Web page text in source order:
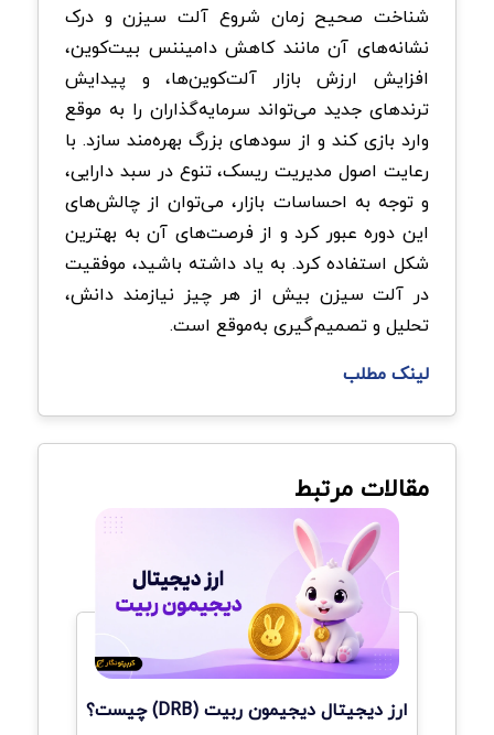
شناخت صحیح زمان شروع آلت سیزن و درک
نشانه‌های آن مانند کاهش دامیننس بیت‌کوین،
افزایش ارزش بازار آلت‌کوین‌ها، و پیدایش
ترندهای جدید می‌تواند سرمایه‌گذاران را به موقع
وارد بازی کند و از سودهای بزرگ بهره‌مند سازد. با
رعایت اصول مدیریت ریسک، تنوع در سبد دارایی،
و توجه به احساسات بازار، می‌توان از چالش‌های
این دوره عبور کرد و از فرصت‌های آن به بهترین
شکل استفاده کرد. به یاد داشته باشید، موفقیت
در آلت سیزن بیش از هر چیز نیازمند دانش،
تحلیل و تصمیم‌گیری به‌موقع است.
لینک مطلب
مقالات مرتبط
ارز دیجیتال دیجیمون ربیت (DRB) چیست؟